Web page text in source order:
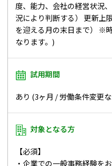
度、能力、会社の経営状況
況により判断する） 更新上
を迎える月の末日まで） ※
なります。)
試用期間
あり (3ヶ月 / 労働条件変更
対象となる方
【必須】
・企業での一般事務経験を